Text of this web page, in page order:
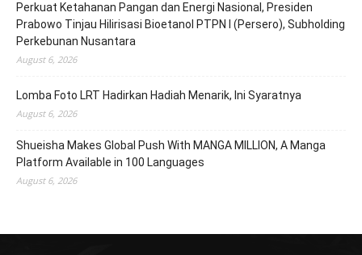
Perkuat Ketahanan Pangan dan Energi Nasional, Presiden
Prabowo Tinjau Hilirisasi Bioetanol PTPN I (Persero), Subholding
Perkebunan Nusantara
August 6, 2026
Lomba Foto LRT Hadirkan Hadiah Menarik, Ini Syaratnya
August 6, 2026
Shueisha Makes Global Push With MANGA MILLION, A Manga
Platform Available in 100 Languages
August 6, 2026